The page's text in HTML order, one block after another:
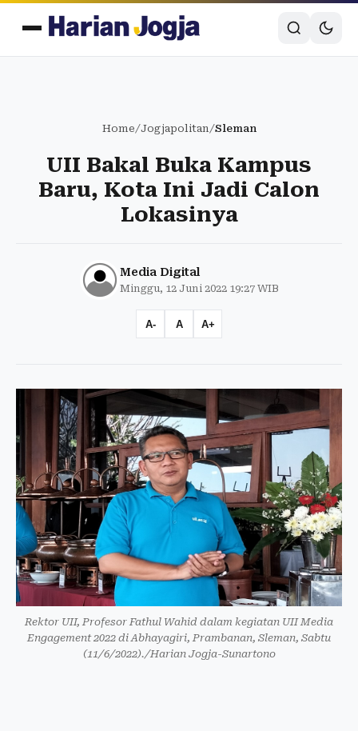
Home/Jogjapolitan/Sleman
UII Bakal Buka Kampus
Baru, Kota Ini Jadi Calon
Lokasinya
Media Digital
Minggu, 12 Juni 2022 19:27 WIB
A- A A+
Rektor UII, Profesor Fathul Wahid dalam kegiatan UII Media
Engagement 2022 di Abhayagiri, Prambanan, Sleman, Sabtu
(11/6/2022)./Harian Jogja-Sunartono